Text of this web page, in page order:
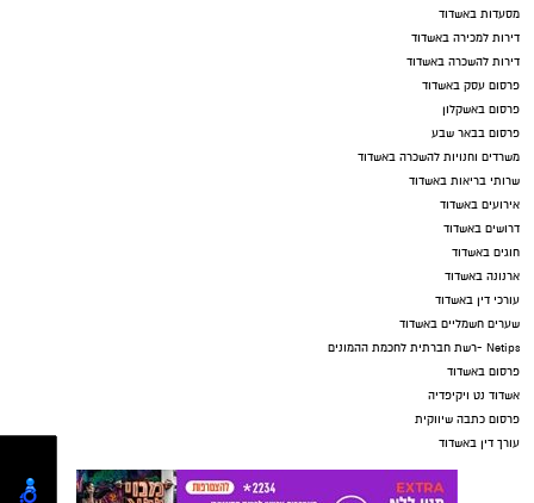
מסעדות באשדוד
דירות למכירה באשדוד
דירות להשכרה באשדוד
פרסום עסק באשדוד
פרסום באשקלון
פרסום בבאר שבע
משרדים וחנויות להשכרה באשדוד
שרותי בריאות באשדוד
אירועים באשדוד
דרושים באשדוד
חוגים באשדוד
ארנונה באשדוד
עורכי דין באשדוד
שערים חשמליים באשדוד
Netips -רשת חברתית לחכמת ההמונים
פרסום באשדוד
אשדוד נט ויקיפדיה
פרסום כתבה שיווקית
עורך דין באשדוד